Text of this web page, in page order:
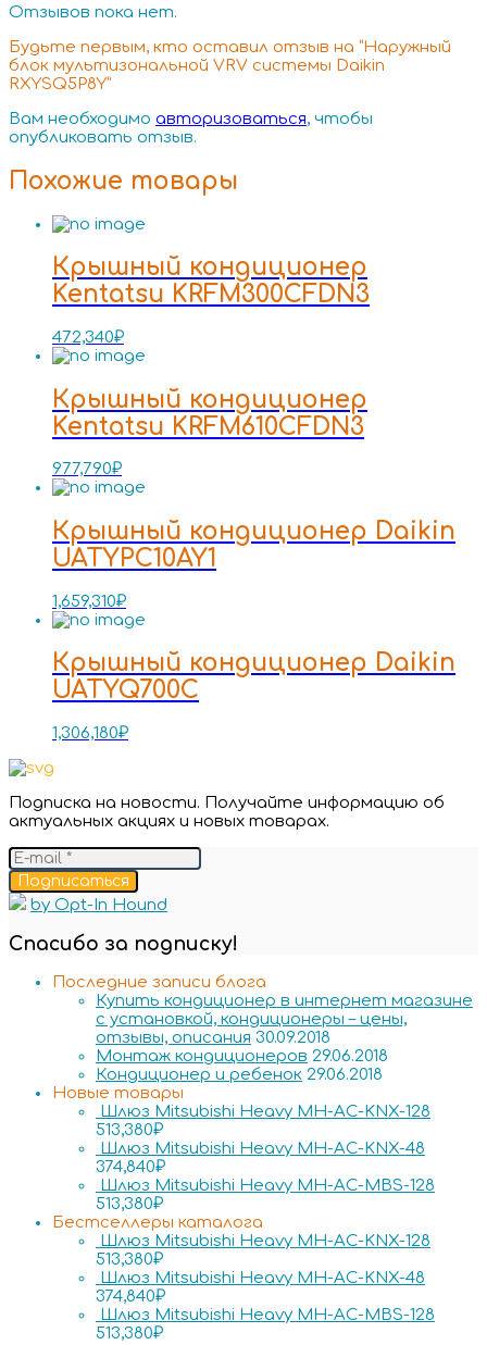
Отзывов пока нет.
Будьте первым, кто оставил отзыв на “Наружный
блок мультизональной VRV системы Daikin
RXYSQ5P8Y”
Вам необходимо авторизоваться, чтобы
опубликовать отзыв.
Похожие товары
Крышный кондиционер
Kentatsu KRFM300CFDN3
472,340₽
Крышный кондиционер
Kentatsu KRFM610CFDN3
977,790₽
Крышный кондиционер Daikin
UATYPC10AY1
1,659,310₽
Крышный кондиционер Daikin
UATYQ700C
1,306,180₽
Подписка на новости. Получайте информацию об
актуальных акциях и новых товарах.
Подписаться
by Opt-In Hound
Спасибо за подписку!
Последние записи блога
Купить кондиционер в интернет магазине
с установкой, кондиционеры – цены,
отзывы, описания 30.09.2018
Монтаж кондиционеров 29.06.2018
Кондиционер и ребенок 29.06.2018
Новые товары
Шлюз Mitsubishi Heavy MH-AC-KNX-128
513,380₽
Шлюз Mitsubishi Heavy MH-AC-KNX-48
374,840₽
Шлюз Mitsubishi Heavy MH-AC-MBS-128
513,380₽
Бестселлеры каталога
Шлюз Mitsubishi Heavy MH-AC-KNX-128
513,380₽
Шлюз Mitsubishi Heavy MH-AC-KNX-48
374,840₽
Шлюз Mitsubishi Heavy MH-AC-MBS-128
513,380₽